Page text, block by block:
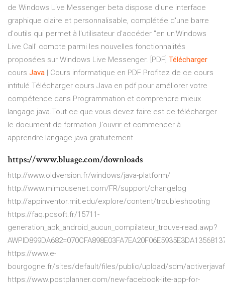
de Windows Live Messenger beta dispose d'une interface
graphique claire et personnalisable, complétée d'une barre
d'outils qui permet à l'utilisateur d'accéder "en un'Windows
Live Call' compte parmi les nouvelles fonctionnalités
proposées sur Windows Live Messenger. [PDF] Télécharger
cours Java | Cours informatique en PDF Profitez de ce cours
intitulé Télécharger cours Java en pdf pour améliorer votre
compétence dans Programmation et comprendre mieux
langage java.Tout ce que vous devez faire est de télécharger
le document de formation ,l'ouvrir et commencer à
apprendre langage java gratuitement.
https://www.bluage.com/downloads
http://www.oldversion.fr/windows/java-platform/
http://www.mimousenet.com/FR/support/changelog
http://appinventor.mit.edu/explore/content/troubleshooting
https://faq.pcsoft.fr/15711-
generation_apk_android_aucun_compilateur_trouve-read.awp?
https://www.e-
bourgogne.fr/sites/default/files/public/upload/sdm/
https://www.postplanner.com/new-facebook-lite-app-for-